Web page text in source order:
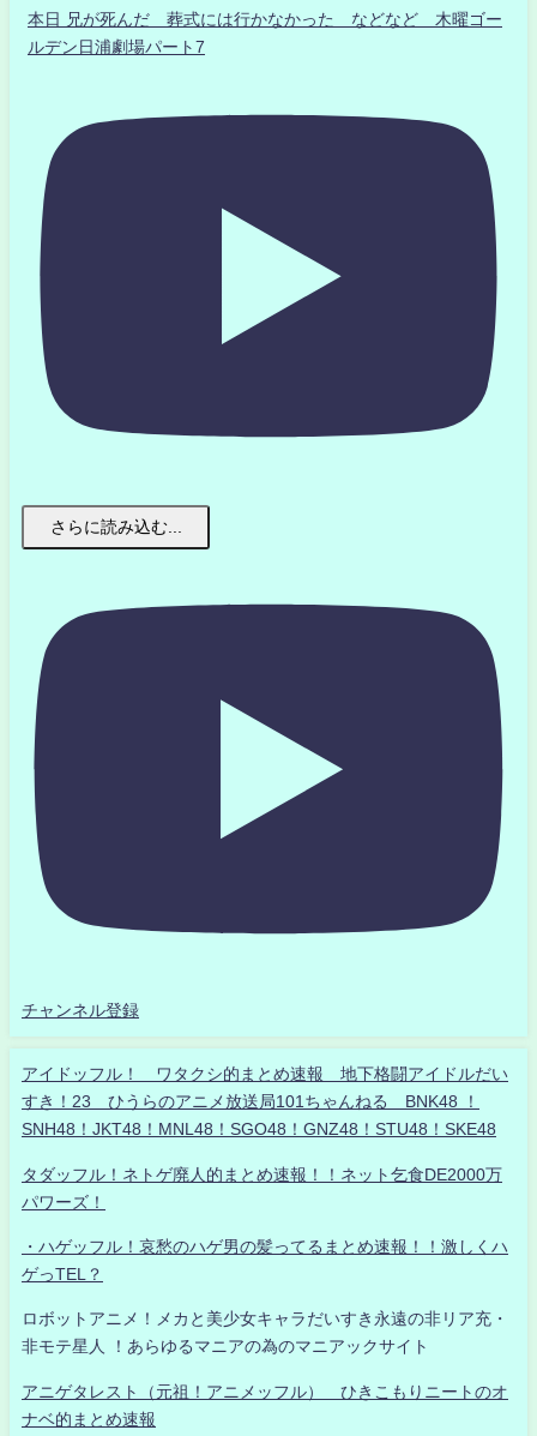
本日 兄が死んだ 葬式には行かなかった などなど 木曜ゴー
ルデン日浦劇場パート7
さらに読み込む...
チャンネル登録
アイドッフル！ ワタクシ的まとめ速報 地下格闘アイドルだい
すき！23 ひうらのアニメ放送局101ちゃんねる BNK48 ！
SNH48！JKT48！MNL48！SGO48！GNZ48！STU48！SKE48
タダッフル！ネトゲ廃人的まとめ速報！！ネット乞食DE2000万
パワーズ！
・ハゲッフル！哀愁のハゲ男の髪ってるまとめ速報！！激しくハ
ゲっTEL？
ロボットアニメ！メカと美少女キャラだいすき永遠の非リア充・
非モテ星人 ！あらゆるマニアの為のマニアックサイト
アニゲタレスト（元祖！アニメッフル） ひきこもりニートのオ
ナベ的まとめ速報